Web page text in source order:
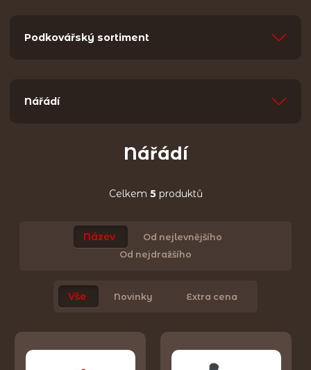
Podkovářský sortiment
Nářádí
Nářádí
Celkem 5produktů
Název
Od nejlevnějšího
Od nejdražšího
Vše Novinky Extra cena